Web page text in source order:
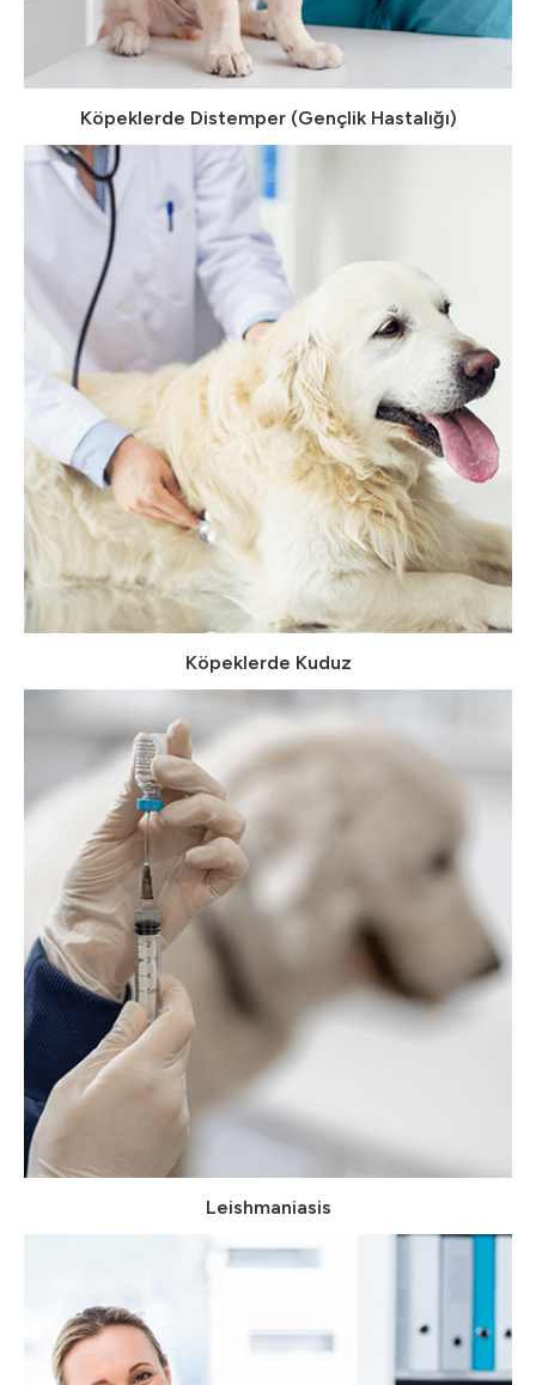
Köpeklerde Distemper (Gençlik Hastalığı)
Köpeklerde Kuduz
Leishmaniasis